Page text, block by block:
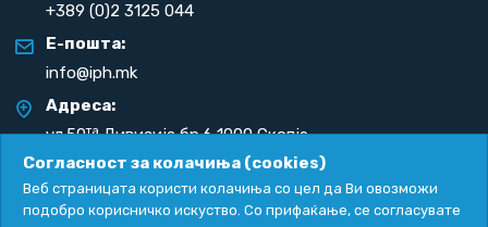
+389 (0)2 3125 044
Е-пошта:
info@iph.mk
Адреса:
ул.50таДивизија бр.6 1000 Скопје
Република С. Македонија
Согласност за колачиња (cookies)
Веб страницата користи колачиња со цел да Ви овозможи
подобро корисничко искуство. Со прифаќање, се согласувате